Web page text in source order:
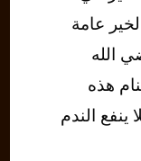
عامة
الله
هذه
ينفع الندم